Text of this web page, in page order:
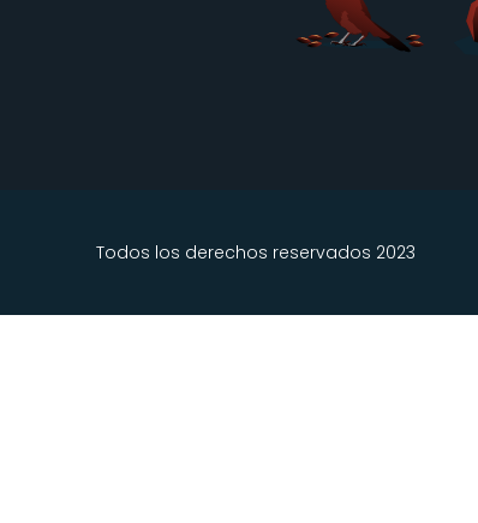
Todos los derechos reservados 2023